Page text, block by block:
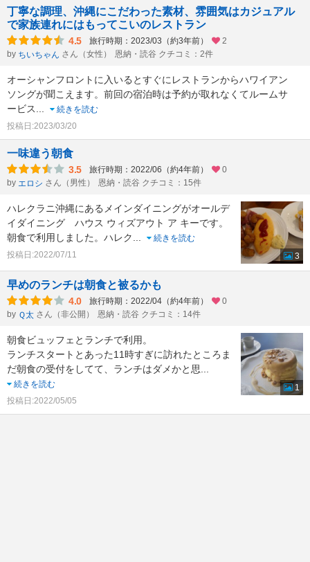
丁寧な調理、沖縄にこだわった素材、雰囲気はカジュアル
で家族連れにはもってこいのレストラン
4.5 旅行時期：2023/03（約3年前）
2
by ちいちゃん さん（女性） 恩納・読谷 クチコミ：2件
オーシャンフロントに入いるとすぐにレストランからハワイアン
ソングが聞こえます。前回の宿泊時は予約が取れなくてルームサ
ービス...
続きを読む
投稿日:2023/03/20
一味違う朝食
3.5 旅行時期：2022/06（約4年前）
0
by エロシ さん（男性） 恩納・読谷 クチコミ：15件
ハレクラニ沖縄にあるメインダイニングがオールデ
イダイニング ハウス ウィズアウト ア キーです。
朝食で利用しました。ハレク...
続きを読む
投稿日:2022/07/11
3
早めのランチは朝食と被るかも
4.0 旅行時期：2022/04（約4年前）
0
by Ｑ太 さん（非公開） 恩納・読谷 クチコミ：14件
朝食ビュッフェとランチで利用。
ランチスタートとあった11時すぎに訪れたところま
だ朝食の受付をしてて、ランチはダメかと思...
続きを読む
投稿日:2022/05/05
1